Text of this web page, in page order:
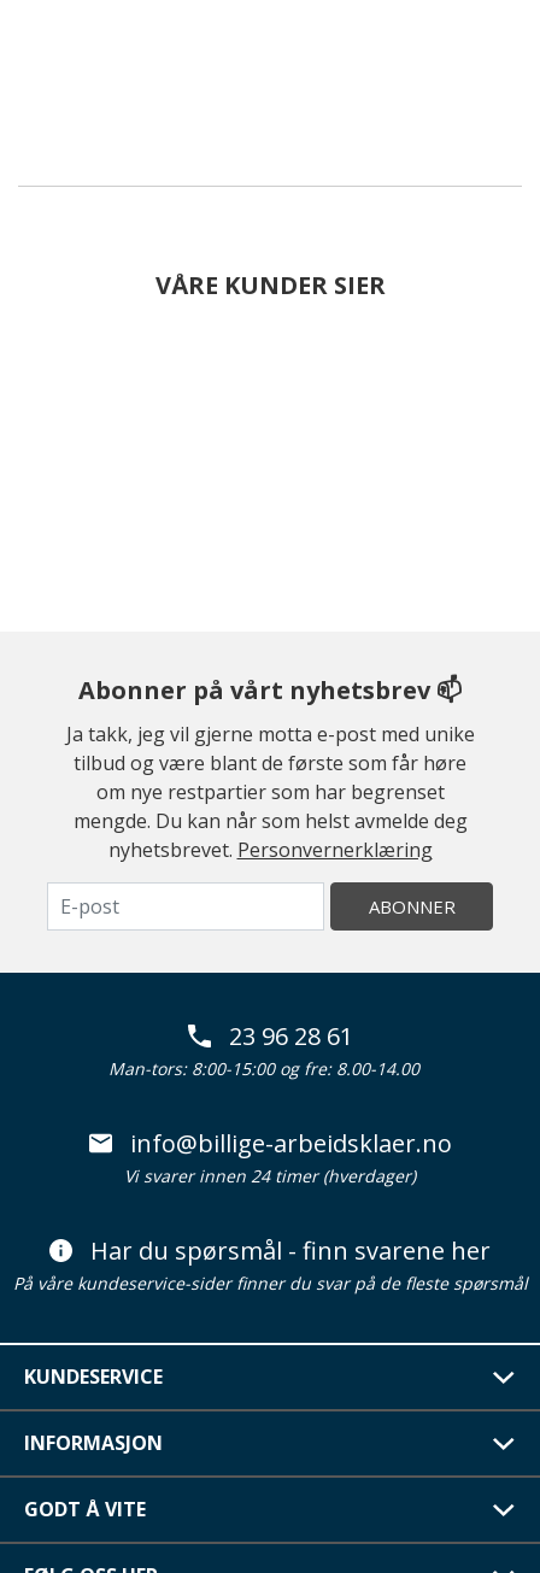
VÅRE KUNDER SIER
Abonner på vårt nyhetsbrev 📫
Ja takk, jeg vil gjerne motta e-post med unike
tilbud og være blant de første som får høre
om nye restpartier som har begrenset
mengde. Du kan når som helst avmelde deg
nyhetsbrevet. Personvernerklæring
ABONNER
23 96 28 61
Man-tors: 8:00-15:00 og fre: 8.00-14.00
info@billige-arbeidsklaer.no
Vi svarer innen 24 timer (hverdager)
Har du spørsmål - finn svarene her
På våre kundeservice-sider finner du svar på de fleste spørsmål
KUNDESERVICE
INFORMASJON
GODT Å VITE